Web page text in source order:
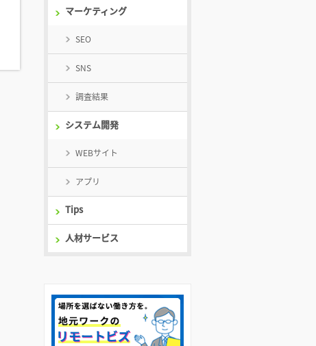
マーケティング
SEO
SNS
調査結果
システム開発
WEBサイト
アプリ
Tips
人材サービス